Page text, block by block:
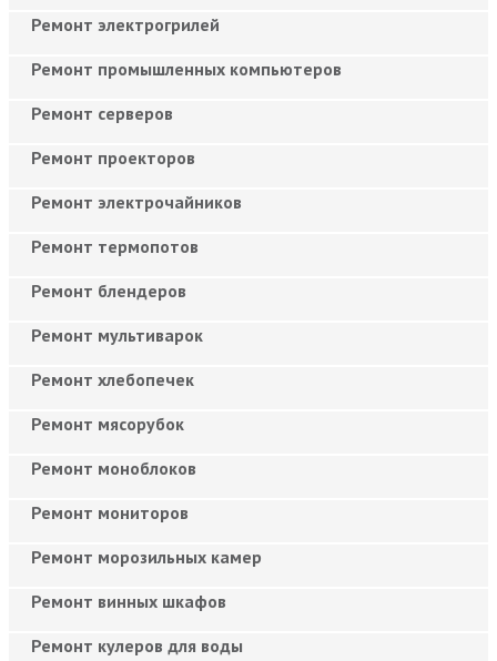
Ремонт электрогрилей
Ремонт промышленных компьютеров
Ремонт серверов
Ремонт проекторов
Ремонт электрочайников
Ремонт термопотов
Ремонт блендеров
Ремонт мультиварок
Ремонт хлебопечек
Ремонт мясорубок
Ремонт моноблоков
Ремонт мониторов
Ремонт морозильных камер
Ремонт винных шкафов
Ремонт кулеров для воды